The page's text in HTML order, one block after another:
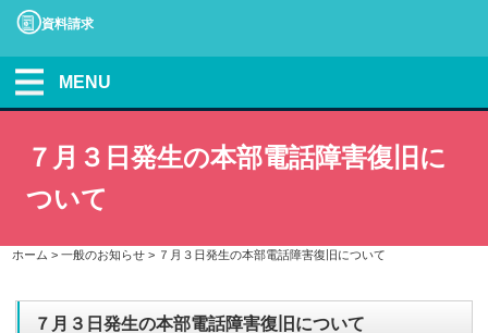
資料請求
MENU
７月３日発生の本部電話障害復旧に
ついて
ホーム > 一般のお知らせ > ７月３日発生の本部電話障害復旧について
７月３日発生の本部電話障害復旧について